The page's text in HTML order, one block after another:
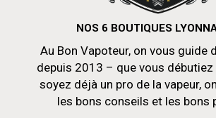
NOS 6 BOUTIQUES
Au Bon Vapoteur, on vous guide
depuis 2013 – que vous débutiez
soyez déjà un pro de la vapeur,
les bons conseils et les bons